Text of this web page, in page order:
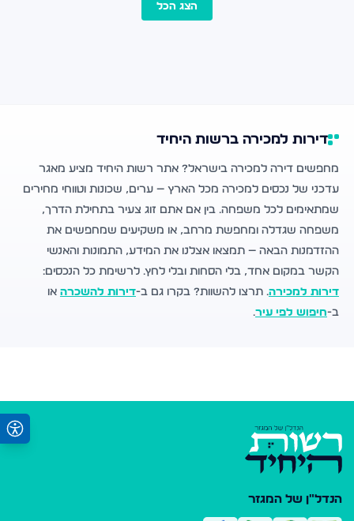
הצג הכל
דירות למכירה ברשות היחיד
מחפשים דירה למכירה בישראל? אתר רשות היחיד מציע מאגר
עדכני של נכסים למכירה מכל הארץ — ערים, שכונות וטווחי מחירים
שמתאימים לכל משפחה. בין אם אתם זוג צעיר בתחילת הדרך,
משפחה שגדלה ומחפשת מרחב, או משקיעים שמחפשים את
ההזדמנות הבאה — תמצאו אצלנו את המידע, התמונות והאנשי
הקשר במקום אחד, בלי הסחות ובלי לחץ. לרשימת כל הנכסים:
דירות למכירה. תרצו להשוות? בקרו גם ב-דירות להשכרה או
ב-חיפוש לפי עיר.
הנדל"ן של המגזר